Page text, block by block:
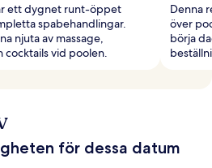
ett dygnet runt-öppet
spabehandlingar.
njuta av massage,
vid poolen.
Denna
över
börja
för dessa datum